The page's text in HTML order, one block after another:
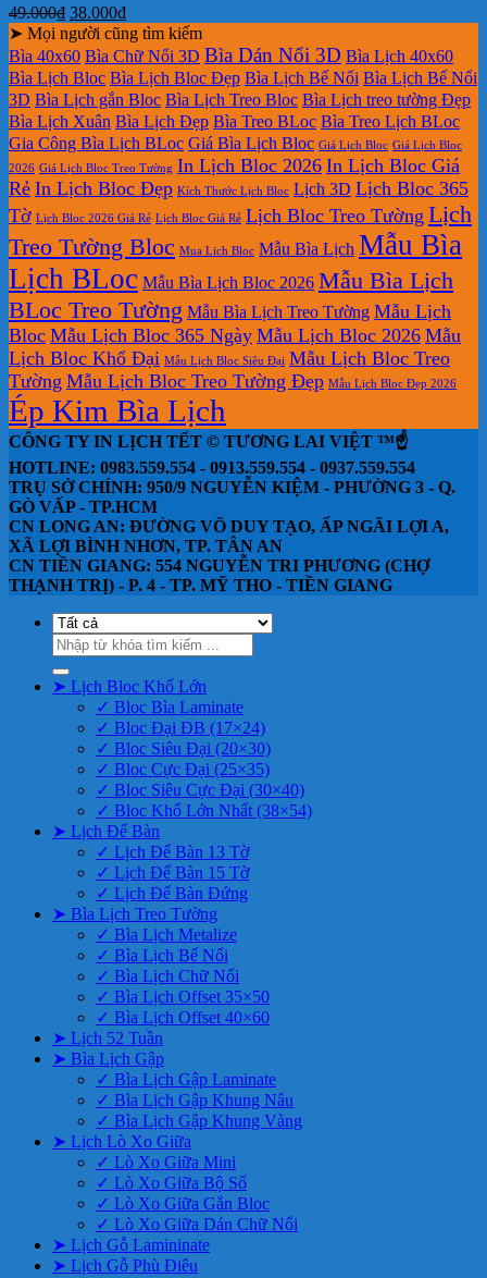
49.000₫ Giá
gốc
là:
49.000₫.
38.000₫Giá
hiện
tại
là:
38.000₫.
➤ Mọi người cũng tìm kiếm
Bìa 40x60 Bìa Chữ Nổi 3D Bìa Dán Nổi 3D Bìa Lịch 40x60
Bìa Lịch Bloc Bìa Lịch Bloc Đẹp Bìa Lịch Bế Nổi Bìa Lịch Bế Nổi
3D Bìa Lịch gắn Bloc Bìa Lịch Treo Bloc Bìa Lịch treo tường Đẹp
Bìa Lịch Xuân Bìa Lịch Đẹp Bìa Treo BLoc Bìa Treo Lịch BLoc
Gia Công Bìa Lịch BLoc Giá Bìa Lịch Bloc Giá Lịch Bloc Giá Lịch Bloc
2026 Giá Lịch Bloc Treo Tường In Lịch Bloc 2026 In Lịch Bloc Giá
Rẻ In Lịch Bloc Đẹp Kích Thước Lịch Bloc Lịch 3D Lịch Bloc 365
Tờ Lịch Bloc 2026 Giá Rẻ Lịch Bloc Giá Rẻ Lịch Bloc Treo Tường Lịch
Treo Tường Bloc Mua Lich Bloc Mẫu Bìa Lịch Mẫu Bìa
Lịch BLoc Mẫu Bìa Lịch Bloc 2026 Mẫu Bìa Lịch
BLoc Treo Tường Mẫu Bìa Lịch Treo Tường Mẫu Lịch
Bloc Mẫu Lịch Bloc 365 Ngày Mẫu Lịch Bloc 2026 Mẫu
Lịch Bloc Khổ Đại Mẫu Lịch Bloc Siêu Đại Mẫu Lịch Bloc Treo
Tường Mẫu Lịch Bloc Treo Tường Đẹp Mẫu Lịch Bloc Đẹp 2026
Ép Kim Bìa Lịch
CÔNG TY IN LỊCH TẾT © TƯƠNG LAI VIỆT ™☝️
HOTLINE: 0983.559.554 - 0913.559.554 - 0937.559.554
TRỤ SỞ CHÍNH: 950/9 NGUYỄN KIỆM - PHƯỜNG 3 - Q.
GÒ VẤP - TP.HCM
CN LONG AN: ĐƯỜNG VÕ DUY TẠO, ẤP NGÃI LỢI A,
XÃ LỢI BÌNH NHƠN, TP. TÂN AN
CN TIỀN GIANG: 554 NGUYỄN TRI PHƯƠNG (CHỢ
THẠNH TRỊ) - P. 4 - TP. MỸ THO - TIỀN GIANG
Tìm
kiếm:
➤ Lịch Bloc Khổ Lớn
✓ Bloc Bìa Laminate
✓ Bloc Đại ĐB (17×24)
✓ Bloc Siêu Đại (20×30)
✓ Bloc Cực Đại (25×35)
✓ Bloc Siêu Cực Đại (30×40)
✓ Bloc Khổ Lớn Nhất (38×54)
➤ Lịch Để Bàn
✓ Lịch Để Bàn 13 Tờ
✓ Lịch Để Bàn 15 Tờ
✓ Lịch Để Bàn Đứng
➤ Bìa Lịch Treo Tường
✓ Bìa Lịch Metalize
✓ Bìa Lịch Bế Nổi
✓ Bìa Lịch Chữ Nổi
✓ Bìa Lịch Offset 35×50
✓ Bìa Lịch Offset 40×60
➤ Lịch 52 Tuần
➤ Bìa Lịch Gập
✓ Bìa Lịch Gập Laminate
✓ Bìa Lịch Gập Khung Nâu
✓ Bìa Lịch Gập Khung Vàng
➤ Lịch Lò Xo Giữa
✓ Lò Xo Giữa Mini
✓ Lò Xo Giữa Bộ Số
✓ Lò Xo Giữa Gắn Bloc
✓ Lò Xo Giữa Dán Chữ Nổi
➤ Lịch Gỗ Lamininate
➤ Lịch Gỗ Phù Điêu